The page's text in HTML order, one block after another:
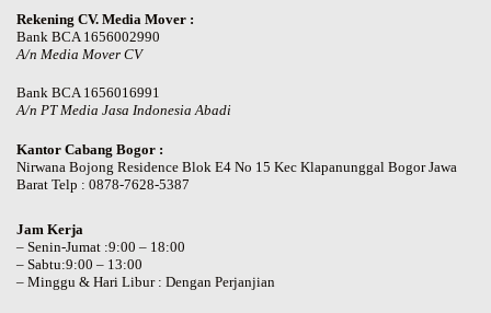
Rekening CV. Media Mover :
Bank BCA 1656002990
A/n Media Mover CV
Bank BCA 1656016991
A/n PT Media Jasa Indonesia Abadi
Kantor Cabang Bogor :
Nirwana Bojong Residence Blok E4 No 15 Kec Klapanunggal Bogor Jawa
Barat Telp : 0878-7628-5387
Jam Kerja
– Senin-Jumat :9:00 – 18:00
– Sabtu:9:00 – 13:00
– Minggu & Hari Libur : Dengan Perjanjian